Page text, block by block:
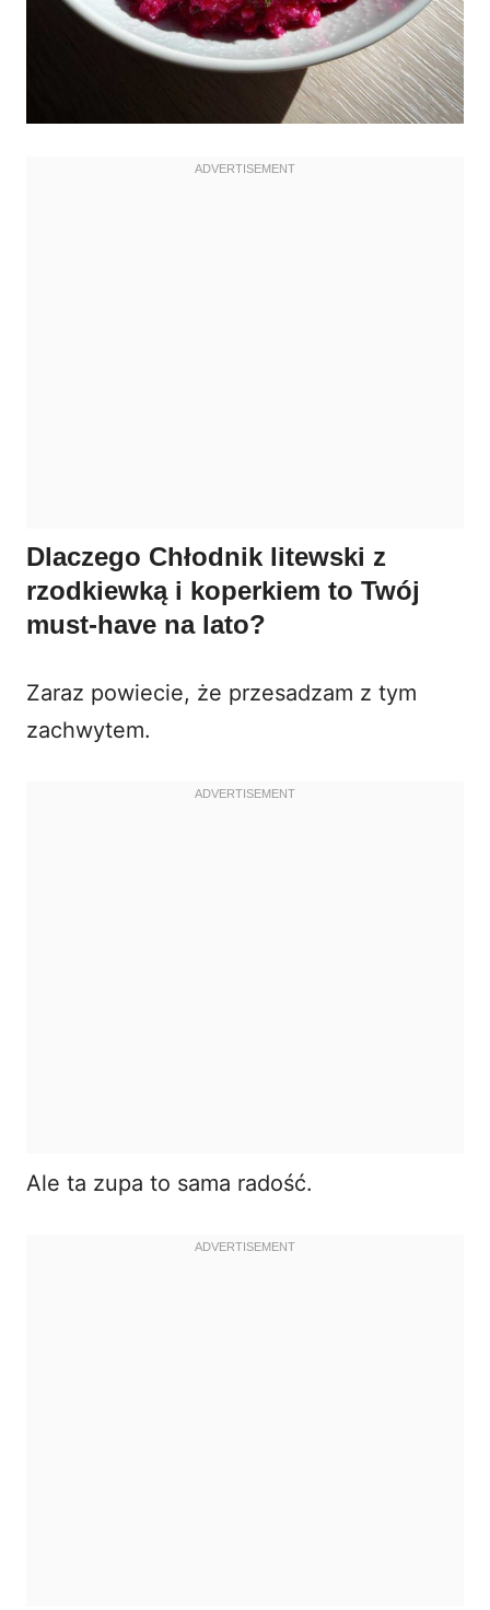
Dlaczego Chłodnik litewski z
rzodkiewką i koperkiem to Twój
must-have na lato?
Zaraz powiecie, że przesadzam z tym
zachwytem.
Ale ta zupa to sama radość.